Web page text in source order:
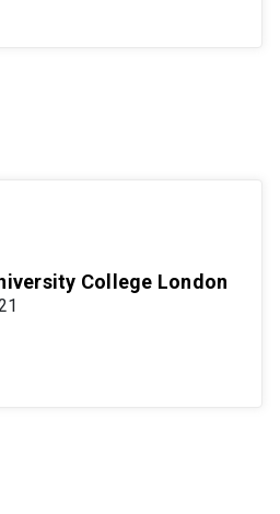
College London